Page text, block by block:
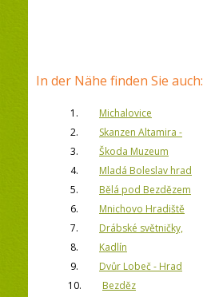
In der Nähe finden Sie auch:
1.
Michalovice
2.
Skanzen Altamira -
3.
Škoda Muzeum
4.
Mladá Boleslav hrad
5.
Bělá pod Bezdězem
6.
Mnichovo Hradiště
7.
Drábské světničky,
8.
Kadlín
9.
Dvůr Lobeč - Hrad
10.
Bezděz